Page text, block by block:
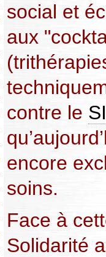
social et
aux
contre le
encore
soins.
Face à
Solidarité